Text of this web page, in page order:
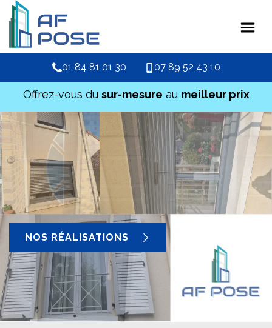
01 84 81 01 30 07 89 52 43 10
Offrez-vous du sur-mesure au meilleur prix
NOS RÉALISATIONS